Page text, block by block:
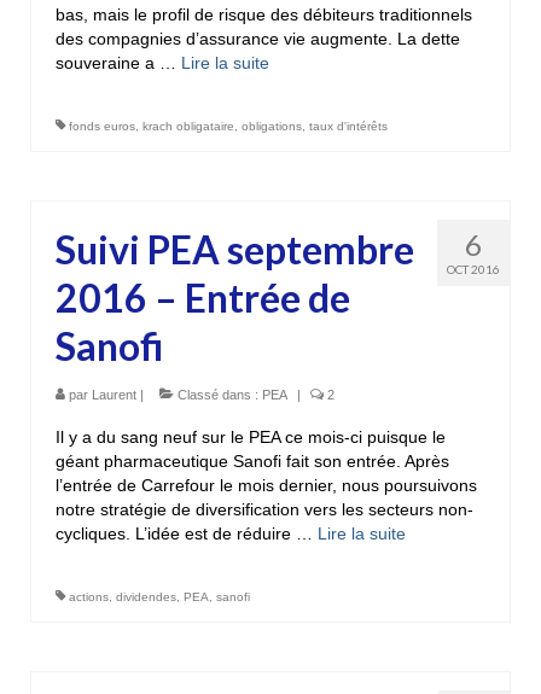
bas, mais le profil de risque des débiteurs traditionnels
des compagnies d’assurance vie augmente. La dette
souveraine a … Lire la suite­­
fonds euros krach obligataire obligations taux d'intérêts
6
OCT 2016
Suivi PEA septembre
2016 – Entrée de
Sanofi
par Laurent | Classé dans : PEA | 2
Il y a du sang neuf sur le PEA ce mois-ci puisque le
géant pharmaceutique Sanofi fait son entrée. Après
l’entrée de Carrefour le mois dernier, nous poursuivons
notre stratégie de diversification vers les secteurs non-
cycliques. L’idée est de réduire … Lire la suite­­
actions dividendes PEA sanofi